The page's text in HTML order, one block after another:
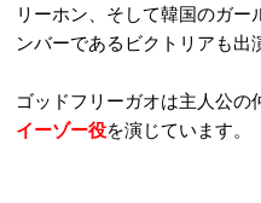
リーホン、そして韓国のガ
ンバーであるビクトリアも出
ゴッドフリーガオは主人公の
イーゾー役を演じています。